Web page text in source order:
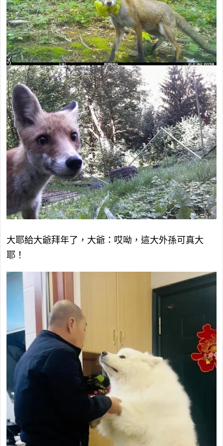
大耶給大爺拜年了，大爺：哎呦，這大外孫可真大
耶！